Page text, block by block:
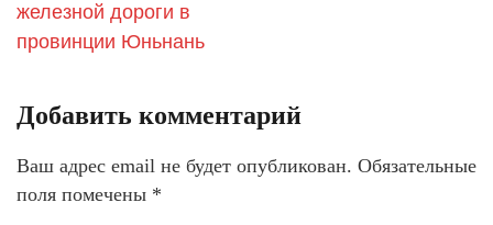
железной дороги в
провинции Юньнань
Добавить комментарий
Ваш адрес email не будет опубликован. Обязательные
поля помечены *